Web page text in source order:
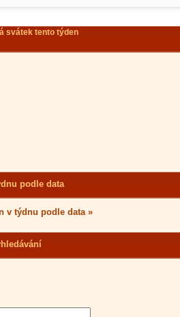
svátek tento týden
podle data
v týdnu podle data »